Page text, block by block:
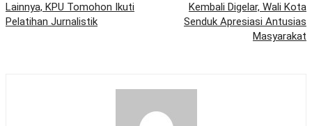
Lainnya, KPU Tomohon Ikuti
Pelatihan Jurnalistik
Kembali Digelar, Wali Kota
Senduk Apresiasi Antusias
Masyarakat